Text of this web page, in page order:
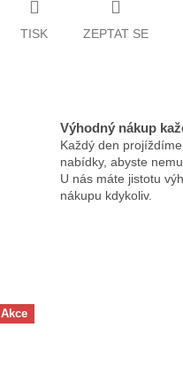
TISK ZEPTAT SE
Výhodný nákup
Každý den projíždíme
nabídky, abyste
U nás máte jistotu
nákupu kdykoliv.
Akce